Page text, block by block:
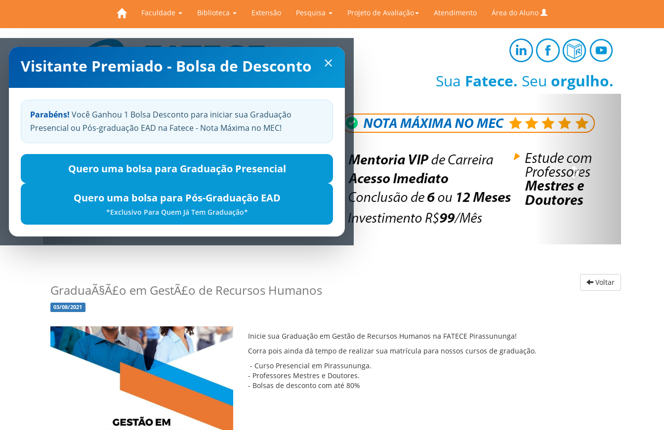
Faculdade Biblioteca Extensão Pesquisa Projeto de Avaliação Atendimento Área do Aluno
×
Visitante Premiado - Bolsa de Desconto
Parabéns! Você Ganhou 1 Bolsa Desconto para iniciar sua Graduação
Presencial ou Pós-graduação EAD na Fatece - Nota Máxima no MEC!
Quero uma bolsa para Graduação Presencial
Quero uma bolsa para Pós-Graduação EAD
*Exclusivo Para Quem Já Tem Graduação*
Sua Fatece. Seu orgulho.
Previous
GraduaÃ§Ã£o em GestÃ£o de Recursos Humanos
03/08/2021
Voltar
Inicie sua Graduação em Gestão de Recursos Humanos na FATECE Pirassununga!
Corra pois ainda dá tempo de realizar sua matrícula para nossos cursos de graduação.
- Curso Presencial em Pirassununga.
- Professores Mestres e Doutores.
- Bolsas de desconto com até 80%